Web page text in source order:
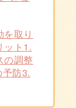
取り
ット1.
の調整
防3.